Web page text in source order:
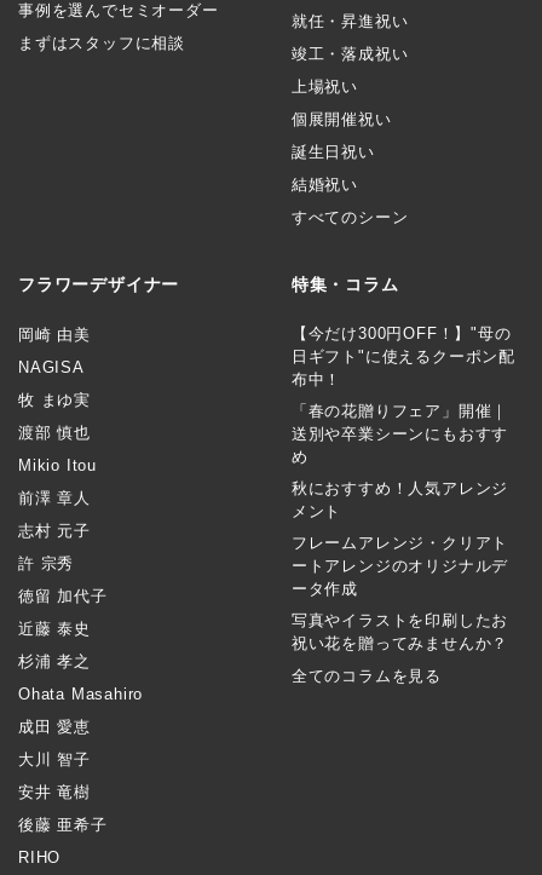
事例を選んでセミオーダー
まずはスタッフに相談
就任・昇進祝い
竣工・落成祝い
上場祝い
個展開催祝い
誕生日祝い
結婚祝い
すべてのシーン
フラワーデザイナー
岡崎 由美
NAGISA
牧 まゆ実
渡部 慎也
Mikio Itou
前澤 章人
志村 元子
許 宗秀
徳留 加代子
近藤 泰史
杉浦 孝之
Ohata Masahiro
成田 愛恵
大川 智子
安井 竜樹
後藤 亜希子
RIHO
特集・コラム
【今だけ300円OFF！】"母の
日ギフト"に使えるクーポン配
布中！
「春の花贈りフェア」開催｜
送別や卒業シーンにもおすす
め
秋におすすめ！人気アレンジ
メント
フレームアレンジ・クリアト
ートアレンジのオリジナルデ
ータ作成
写真やイラストを印刷したお
祝い花を贈ってみませんか？
全てのコラムを見る